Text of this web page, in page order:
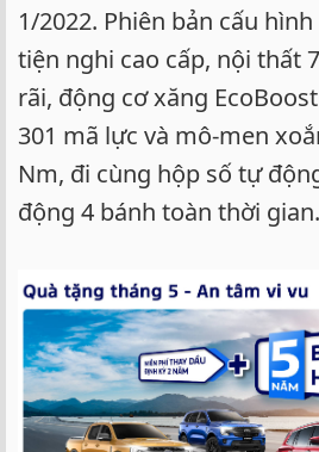
1/2022. Phiên bản cấu
tiện nghi cao cấp, nội thất
rãi, động cơ xăng
301 mã lực và mô-men
Nm, đi cùng hộp số tự
động 4 bánh toàn thời gian.